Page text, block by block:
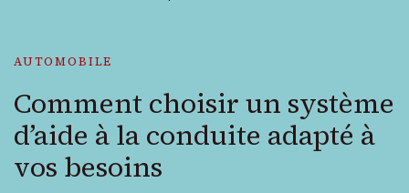
AUTOMOBILE
Comment choisir un système
d’aide à la conduite adapté à
vos besoins